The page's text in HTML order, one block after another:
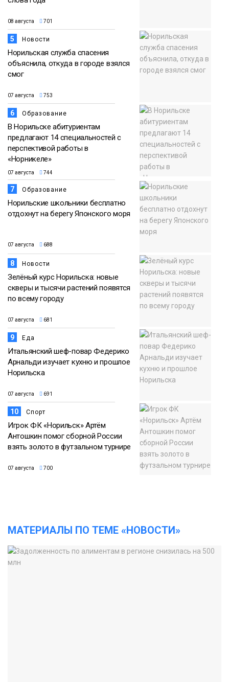
08 августа 701
5 Новости
Норильская служба спасения
объяснила, откуда в городе взялся
смог
07 августа 753
6 Образование
В Норильске абитуриентам
предлагают 14 специальностей с
перспективой работы в
«Норникеле»
07 августа 744
7 Образование
Норильские школьники бесплатно
отдохнут на берегу Японского моря
07 августа 688
8 Новости
Зелёный курс Норильска: новые
скверы и тысячи растений появятся
по всему городу
07 августа 681
9 Еда
Итальянский шеф-повар Федерико
Арнальди изучает кухню и прошлое
Норильска
07 августа 691
10 Спорт
Игрок ФК «Норильск» Артём
Антошкин помог сборной России
взять золото в футзальном турнире
07 августа 700
МАТЕРИАЛЫ ПО ТЕМЕ «НОВОСТИ»